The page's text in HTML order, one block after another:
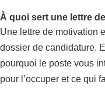
À quoi sert une lettre
Une lettre de motivation
dossier de candidature.
pourquoi le poste vous
pour l’occuper et ce qui